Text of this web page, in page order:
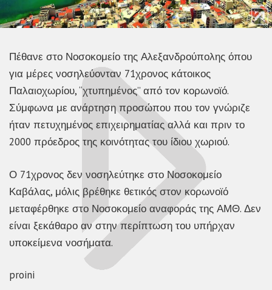
Πέθανε στο Νοσοκομείο της Αλεξανδρούπολης όπου
για μέρες νοσηλεύονταν 71χρονος κάτοικος
Παλαιοχωρίου, “χτυπημένος” από τον κορωνοϊό.
Σύμφωνα με ανάρτηση προσώπου που τον γνώριζε
ήταν πετυχημένος επιχειρηματίας αλλά και πριν το
2000 πρόεδρος της κοινότητας του ίδιου χωριού.
Ο 71χρονος δεν νοσηλεύτηκε στο Νοσοκομείο
Καβάλας, μόλις βρέθηκε θετικός στον κορωνοϊό
μεταφέρθηκε στο Νοσοκομείο αναφοράς της ΑΜΘ. Δεν
είναι ξεκάθαρο αν στην περίπτωση του υπήρχαν
υποκείμενα νοσήματα.
proini